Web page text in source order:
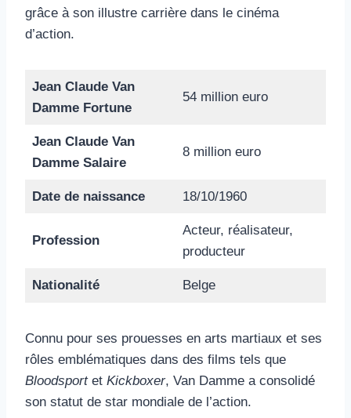
grâce à son illustre carrière dans le cinéma
d’action.
Jean Claude Van
Damme Fortune
54 million euro
Jean Claude Van
Damme Salaire
8 million euro
Date de naissance 18/10/1960
Profession
Acteur, réalisateur,
producteur
Nationalité Belge
Connu pour ses prouesses en arts martiaux et ses
rôles emblématiques dans des films tels que
Bloodsportet Kickboxer, Van Damme a consolidé
son statut de star mondiale de l’action.